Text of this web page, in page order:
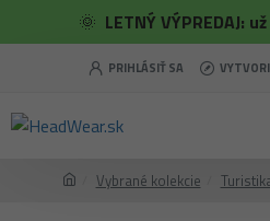
🌞 LETNÝ VÝPREDAJ:
PRIHLÁSIŤ SA
Vybrané kolekcie